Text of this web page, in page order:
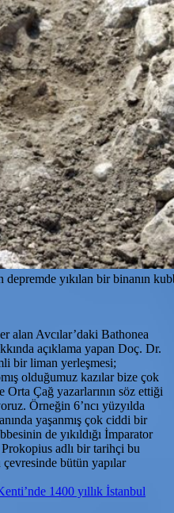
depremde yıkılan bir binanın
alan Avcılar’daki Bathonea
açıklama yapan Doç. Dr.
bir liman yerleşmesi;
olduğumuz kazılar bize çok
Çağ yazarlarının söz ettiği
Örneğin 6’ncı yüzyılda
yaşanmış çok ciddi bir
de yıkıldığı İmparator
adlı bir tarihçi bu
bütün yapılar
1400 yıllık İstanbul